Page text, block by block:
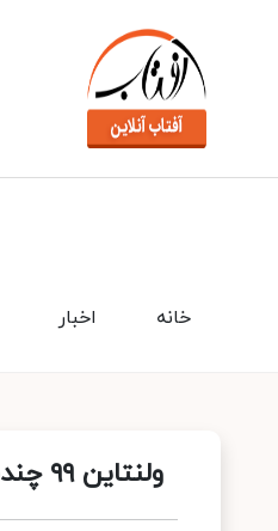
اخبار خانه
ولنتاین ۹۹ چندمه؟